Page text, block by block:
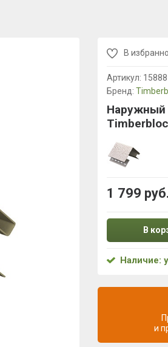
В
Артикул: 15888
Бренд:
1 799 руб.
В
Наличие:
и